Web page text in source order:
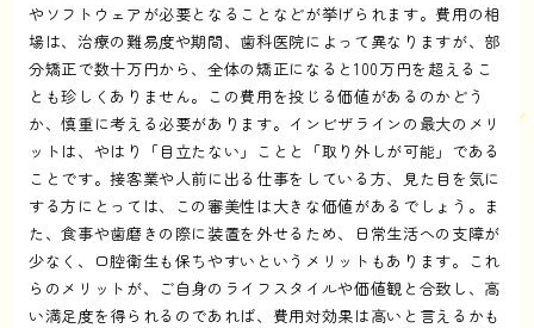
やソフトウェアが必要となることなどが挙げられます。費用の相
場は、治療の難易度や期間、歯科医院によって異なりますが、部
分矯正で数十万円から、全体の矯正になると100万円を超えるこ
とも珍しくありません。この費用を投じる価値があるのかどう
か、慎重に考える必要があります。インビザラインの最大のメリ
ットは、やはり「目立たない」ことと「取り外しが可能」である
ことです。接客業や人前に出る仕事をしている方、見た目を気に
する方にとっては、この審美性は大きな価値があるでしょう。ま
た、食事や歯磨きの際に装置を外せるため、日常生活への支障が
少なく、口腔衛生も保ちやすいというメリットもあります。これ
らのメリットが、ご自身のライフスタイルや価値観と合致し、高
い満足度を得られるのであれば、費用対効果は高いと言えるかも